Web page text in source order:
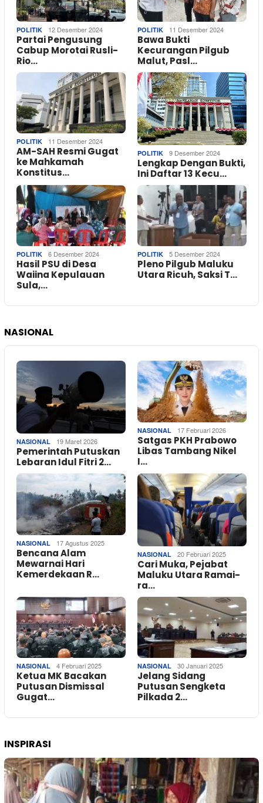
POLITIK 12 Desember 2024
Partai Pengusung
Cabup Morotai Rusli-
Rio…
POLITIK 11 Desember 2024
Bawa Bukti
Kecurangan Pilgub
Malut, Pasl…
POLITIK 11 Desember 2024
AM-SAH Resmi Gugat
ke Mahkamah
Konstitus…
POLITIK 9 Desember 2024
Lengkap Dengan Bukti,
Ini Daftar 13 Kecu…
POLITIK 6 Desember 2024
Hasil PSU di Desa
Waiina Kepulauan
Sula,…
POLITIK 5 Desember 2024
Pleno Pilgub Maluku
Utara Ricuh, Saksi T…
NASIONAL
NASIONAL 19 Maret 2026
Pemerintah Putuskan
Lebaran Idul Fitri 2…
NASIONAL 17 Februari 2026
Satgas PKH Prabowo
Libas Tambang Nikel
I…
NASIONAL 17 Agustus 2025
Bencana Alam
Mewarnai Hari
Kemerdekaan R…
NASIONAL 20 Februari 2025
Cari Muka, Pejabat
Maluku Utara Ramai-
ra…
NASIONAL 4 Februari 2025
Ketua MK Bacakan
Putusan Dismissal
Gugat…
NASIONAL 30 Januari 2025
Jelang Sidang
Putusan Sengketa
Pilkada 2…
INSPIRASI